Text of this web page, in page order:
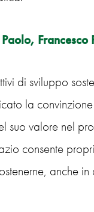
, Francesco
di sviluppo
la
suo valore nel
consente
anche in